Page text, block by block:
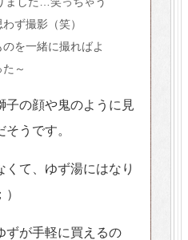
ず撮影（笑）
を一緒に撮ればよ
～
子の顔や鬼のように見
うです。
くて、ゆず湯にはなり
ずが手軽に買えるの